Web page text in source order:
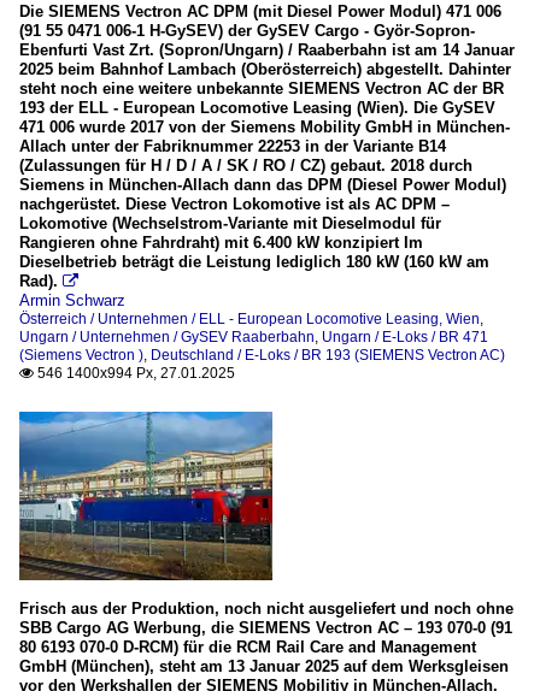
Die SIEMENS Vectron AC DPM (mit Diesel Power Modul) 471 006
(91 55 0471 006-1 H-GySEV) der GySEV Cargo - Györ-Sopron-
Ebenfurti Vast Zrt. (Sopron/Ungarn) / Raaberbahn ist am 14 Januar
2025 beim Bahnhof Lambach (Oberösterreich) abgestellt. Dahinter
steht noch eine weitere unbekannte SIEMENS Vectron AC der BR
193 der ELL - European Locomotive Leasing (Wien). Die GySEV
471 006 wurde 2017 von der Siemens Mobility GmbH in München-
Allach unter der Fabriknummer 22253 in der Variante B14
(Zulassungen für H / D / A / SK / RO / CZ) gebaut. 2018 durch
Siemens in München-Allach dann das DPM (Diesel Power Modul)
nachgerüstet. Diese Vectron Lokomotive ist als AC DPM –
Lokomotive (Wechselstrom-Variante mit Dieselmodul für
Rangieren ohne Fahrdraht) mit 6.400 kW konzipiert Im
Dieselbetrieb beträgt die Leistung lediglich 180 kW (160 kW am
Rad). 
Armin Schwarz
Österreich / Unternehmen / ELL - European Locomotive Leasing, Wien,
Ungarn / Unternehmen / GySEV Raaberbahn, Ungarn / E-Loks / BR 471
(Siemens Vectron ), Deutschland / E-Loks / BR 193 (SIEMENS Vectron AC)
 546 1400x994 Px, 27.01.2025
Frisch aus der Produktion, noch nicht ausgeliefert und noch ohne
SBB Cargo AG Werbung, die SIEMENS Vectron AC – 193 070-0 (91
80 6193 070-0 D-RCM) für die RCM Rail Care and Management
GmbH (München), steht am 13 Januar 2025 auf dem Werksgleisen
vor den Werkshallen der SIEMENS Mobilitiy in München-Allach.